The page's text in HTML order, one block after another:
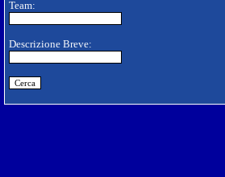
Team:
Descrizione Breve: